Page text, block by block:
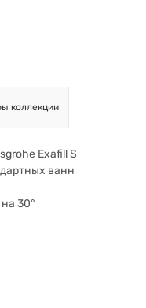
коллекции
Exafill S
ванн
30°